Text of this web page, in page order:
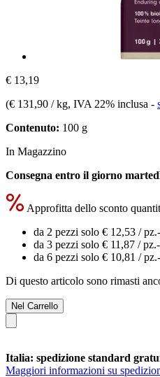
€ 13,19
(€ 131,90 / kg, IVA 22% inclusa -
Contenuto: 100 g
In Magazzino
Consegna entro il giorno
Approfitta dello sconto
da 2 pezzi solo € 12,53 / pz.
da 3 pezzi solo € 11,87 / pz.
da 6 pezzi solo € 10,81 / pz.
Di questo articolo sono rimasti
Nel Carrello
Italia: spedizione standard
Maggiori informazioni su